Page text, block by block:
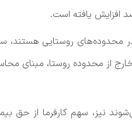
محدوده‌های روستایی
یافته و همچنین در پروژه‌های خارج از